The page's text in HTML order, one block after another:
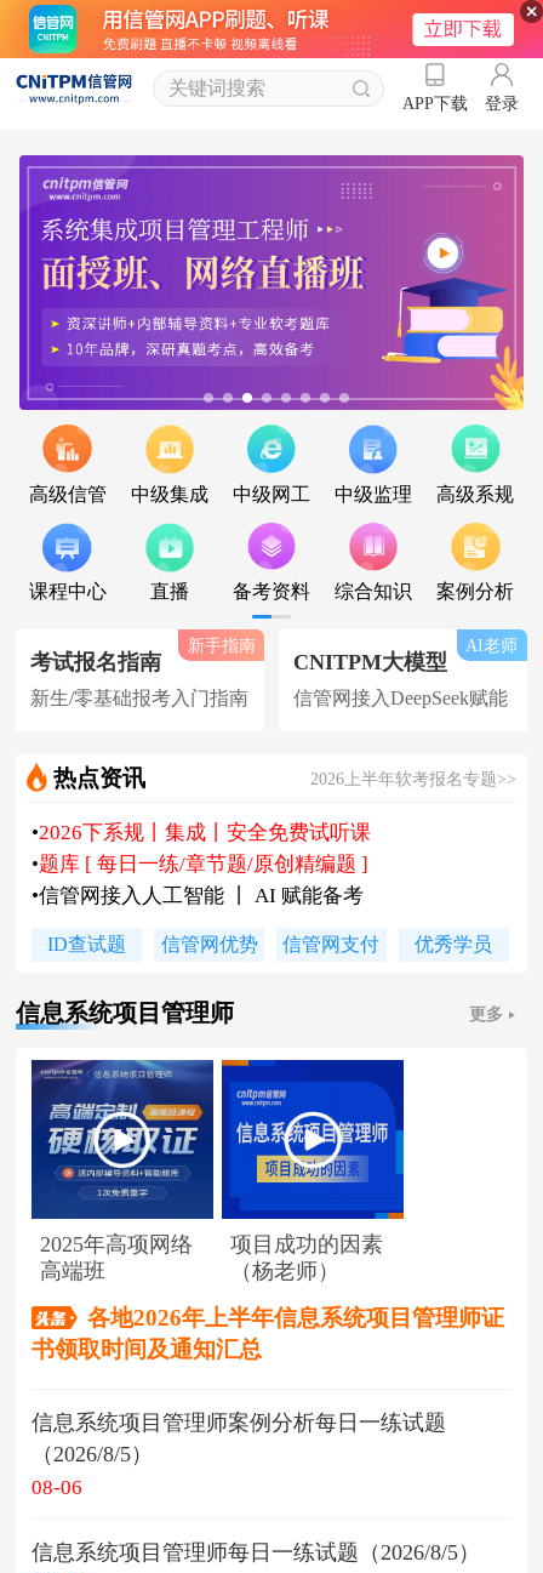
APP下载 登录
高级信管 中级集成 中级网工 中级监理 高级系规
课程中心 直播 备考资料 综合知识 案例分析
考试报名指南
新生/零基础报考入门指南
新手指南
CNITPM大模型
信管网接入DeepSeek赋能
AI老师
热点资讯 2026上半年软考报名专题>>
•2026下系规丨集成丨安全免费试听课
•题库 [ 每日一练/章节题/原创精编题 ]
•信管网接入人工智能 丨 AI 赋能备考
信管网软考讲师合作招聘(全职/兼职)
•2026上半年软考证书领取时间及通知
ID查试题 信管网优势 信管网支付 优秀学员
信息系统项目管理师 更多
2025年高项网络
高端班
项目成功的因素
（杨老师）
各地2026年上半年信息系统项目管理师证
书领取时间及通知汇总
信息系统项目管理师案例分析每日一练试题
（2026/8/5）
08-06
信息系统项目管理师每日一练试题（2026/8/5）